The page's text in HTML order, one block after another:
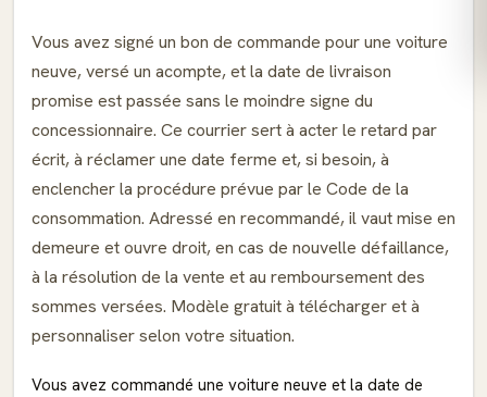
Vous avez signé un bon de commande pour une voiture
neuve, versé un acompte, et la date de livraison
promise est passée sans le moindre signe du
concessionnaire. Ce courrier sert à acter le retard par
écrit, à réclamer une date ferme et, si besoin, à
enclencher la procédure prévue par le Code de la
consommation. Adressé en recommandé, il vaut mise en
demeure et ouvre droit, en cas de nouvelle défaillance,
à la résolution de la vente et au remboursement des
sommes versées. Modèle gratuit à télécharger et à
personnaliser selon votre situation.
Vous avez commandé une voiture neuve et la date de